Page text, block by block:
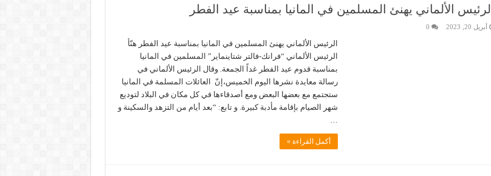
الرئيس الألماني يهنئ المسلمين في المانيا بمناسبة عيد الفطر
أبريل 20, 2023 0
الرئيس الألماني يهنئ المسلمين في المانيا بمناسبة عيد الفطر هنّأ
الرئيس الألماني “فرانك-فالتر شتاينماير” المسلمين في المانيا
بمناسبة قدوم عيد الفطر غداً الجمعة. وقال الرئيس الألماني في
رسالة معايدة نشرها اليوم الخميس،إنّ العائلات المسلمة في المانيا
ستجتمع مع بعضها البعض ومع أصدقاءها في كل مكان في البلاد لتوديع
شهر الصيام بإقامة مأدبة كبيرة. و تابع: “بعد أيام من التزهد والسكينة و
أكمل القراءة »